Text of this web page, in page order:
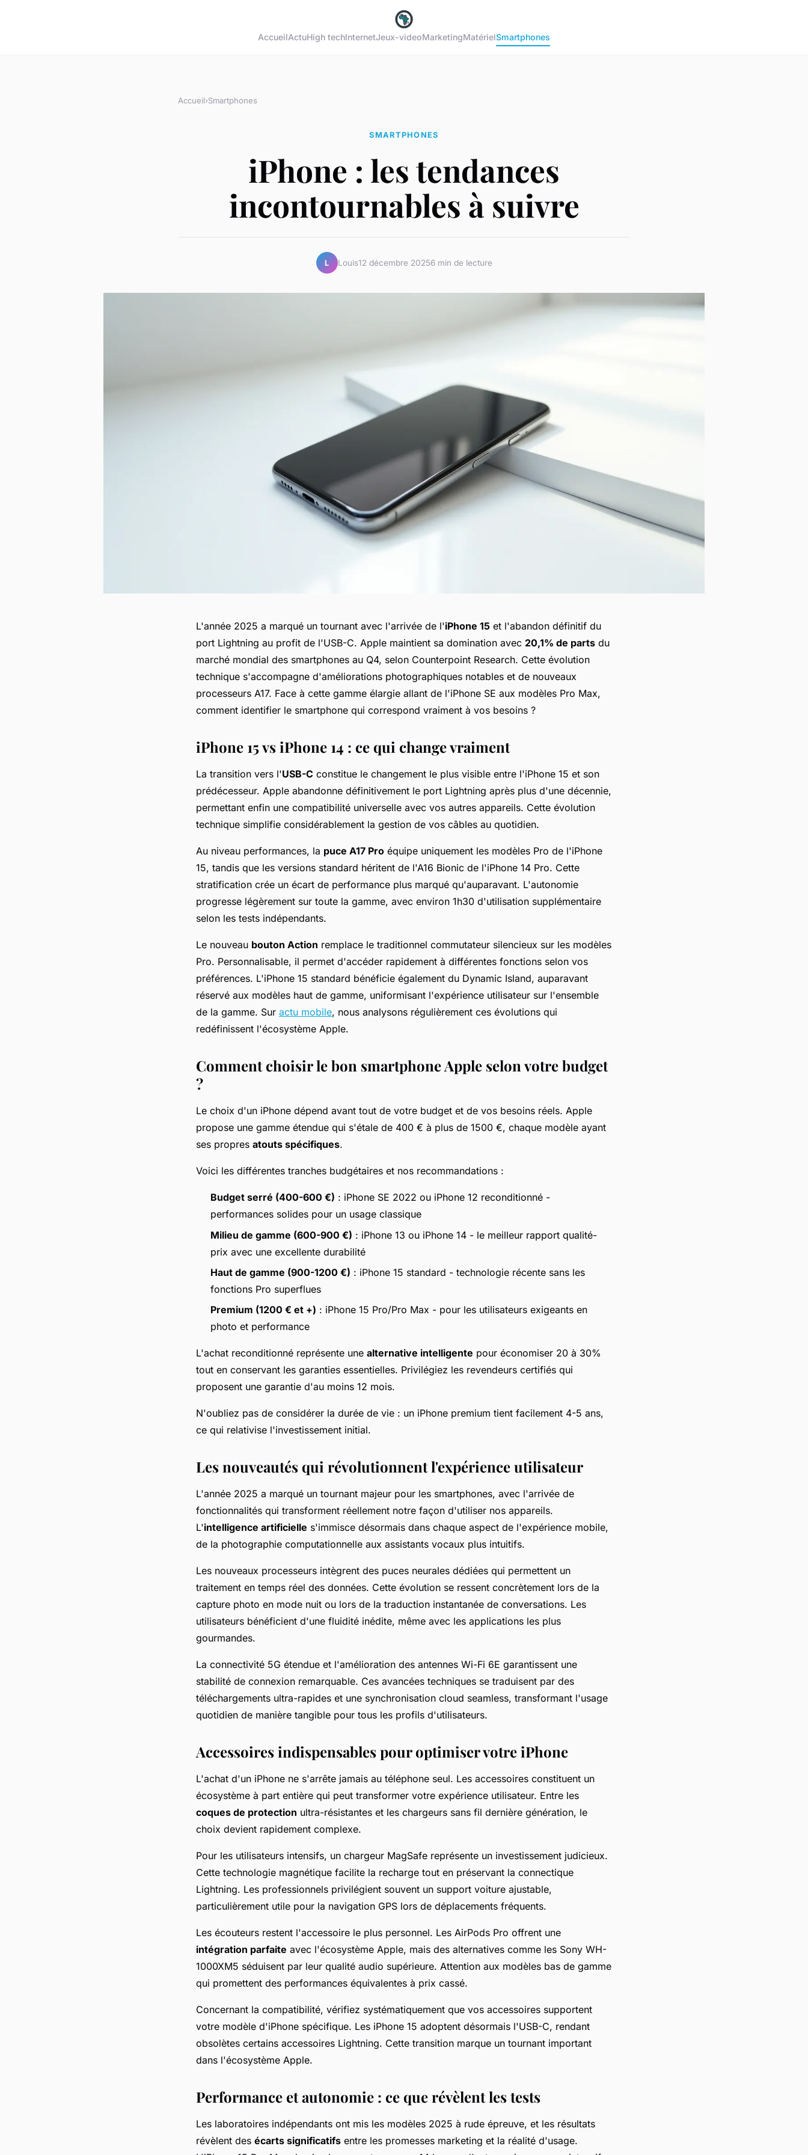
AccueilActuHigh techInternetJeux-videoMarketingMatérielSmartphones
Accueil›Smartphones
SMARTPHONES
iPhone : les tendances
incontournables à suivre
L Louis12 décembre 20256 min de lecture
L'année 2025 a marqué un tournant avec l'arrivée de l'iPhone 15 et l'abandon définitif du
port Lightning au profit de l'USB-C. Apple maintient sa domination avec 20,1% de parts du
marché mondial des smartphones au Q4, selon Counterpoint Research. Cette évolution
technique s'accompagne d'améliorations photographiques notables et de nouveaux
processeurs A17. Face à cette gamme élargie allant de l'iPhone SE aux modèles Pro Max,
comment identifier le smartphone qui correspond vraiment à vos besoins ?
iPhone 15 vs iPhone 14 : ce qui change vraiment
La transition vers l'USB-C constitue le changement le plus visible entre l'iPhone 15 et son
prédécesseur. Apple abandonne définitivement le port Lightning après plus d'une décennie,
permettant enfin une compatibilité universelle avec vos autres appareils. Cette évolution
technique simplifie considérablement la gestion de vos câbles au quotidien.
Au niveau performances, la puce A17 Pro équipe uniquement les modèles Pro de l'iPhone
15, tandis que les versions standard héritent de l'A16 Bionic de l'iPhone 14 Pro. Cette
stratification crée un écart de performance plus marqué qu'auparavant. L'autonomie
progresse légèrement sur toute la gamme, avec environ 1h30 d'utilisation supplémentaire
selon les tests indépendants.
Le nouveau bouton Action remplace le traditionnel commutateur silencieux sur les modèles
Pro. Personnalisable, il permet d'accéder rapidement à différentes fonctions selon vos
préférences. L'iPhone 15 standard bénéficie également du Dynamic Island, auparavant
réservé aux modèles haut de gamme, uniformisant l'expérience utilisateur sur l'ensemble
de la gamme. Sur actu mobile, nous analysons régulièrement ces évolutions qui
redéfinissent l'écosystème Apple.
Comment choisir le bon smartphone Apple selon votre budget
?
Le choix d'un iPhone dépend avant tout de votre budget et de vos besoins réels. Apple
propose une gamme étendue qui s'étale de 400 € à plus de 1500 €, chaque modèle ayant
ses propres atouts spécifiques.
Voici les différentes tranches budgétaires et nos recommandations :
Budget serré (400-600 €) : iPhone SE 2022 ou iPhone 12 reconditionné -
performances solides pour un usage classique
Milieu de gamme (600-900 €) : iPhone 13 ou iPhone 14 - le meilleur rapport qualité-
prix avec une excellente durabilité
Haut de gamme (900-1200 €) : iPhone 15 standard - technologie récente sans les
fonctions Pro superflues
Premium (1200 € et +) : iPhone 15 Pro/Pro Max - pour les utilisateurs exigeants en
photo et performance
L'achat reconditionné représente une alternative intelligente pour économiser 20 à 30%
tout en conservant les garanties essentielles. Privilégiez les revendeurs certifiés qui
proposent une garantie d'au moins 12 mois.
N'oubliez pas de considérer la durée de vie : un iPhone premium tient facilement 4-5 ans,
ce qui relativise l'investissement initial.
Les nouveautés qui révolutionnent l'expérience utilisateur
L'année 2025 a marqué un tournant majeur pour les smartphones, avec l'arrivée de
fonctionnalités qui transforment réellement notre façon d'utiliser nos appareils.
L'intelligence artificielle s'immisce désormais dans chaque aspect de l'expérience mobile,
de la photographie computationnelle aux assistants vocaux plus intuitifs.
Les nouveaux processeurs intègrent des puces neurales dédiées qui permettent un
traitement en temps réel des données. Cette évolution se ressent concrètement lors de la
capture photo en mode nuit ou lors de la traduction instantanée de conversations. Les
utilisateurs bénéficient d'une fluidité inédite, même avec les applications les plus
gourmandes.
La connectivité 5G étendue et l'amélioration des antennes Wi-Fi 6E garantissent une
stabilité de connexion remarquable. Ces avancées techniques se traduisent par des
téléchargements ultra-rapides et une synchronisation cloud seamless, transformant l'usage
quotidien de manière tangible pour tous les profils d'utilisateurs.
Accessoires indispensables pour optimiser votre iPhone
L'achat d'un iPhone ne s'arrête jamais au téléphone seul. Les accessoires constituent un
écosystème à part entière qui peut transformer votre expérience utilisateur. Entre les
coques de protection ultra-résistantes et les chargeurs sans fil dernière génération, le
choix devient rapidement complexe.
Pour les utilisateurs intensifs, un chargeur MagSafe représente un investissement judicieux.
Cette technologie magnétique facilite la recharge tout en préservant la connectique
Lightning. Les professionnels privilégient souvent un support voiture ajustable,
particulièrement utile pour la navigation GPS lors de déplacements fréquents.
Les écouteurs restent l'accessoire le plus personnel. Les AirPods Pro offrent une
intégration parfaite avec l'écosystème Apple, mais des alternatives comme les Sony WH-
1000XM5 séduisent par leur qualité audio supérieure. Attention aux modèles bas de gamme
qui promettent des performances équivalentes à prix cassé.
Concernant la compatibilité, vérifiez systématiquement que vos accessoires supportent
votre modèle d'iPhone spécifique. Les iPhone 15 adoptent désormais l'USB-C, rendant
obsolètes certains accessoires Lightning. Cette transition marque un tournant important
dans l'écosystème Apple.
Performance et autonomie : ce que révèlent les tests
Les laboratoires indépendants ont mis les modèles 2025 à rude épreuve, et les résultats
révèlent des écarts significatifs entre les promesses marketing et la réalité d'usage.